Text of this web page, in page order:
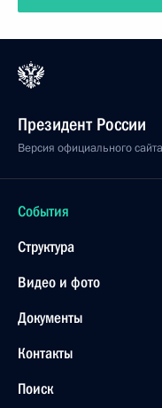
Президент России
Версия официального
События
Структура
Видео и фото
Документы
Контакты
Поиск